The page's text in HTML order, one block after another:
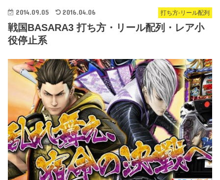
打ち方-リール配列
2014.09.05 2016.04.06
戦国BASARA3 打ち方・リール配列・レア小
役停止系